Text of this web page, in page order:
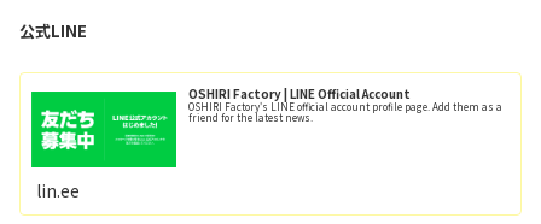
公式LINE
OSHIRI Factory | LINE Official Account
OSHIRI Factory's LINE official account profile page. Add them as a
friend for the latest news.
lin.ee